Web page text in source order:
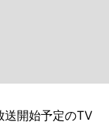
送開始予定のTV